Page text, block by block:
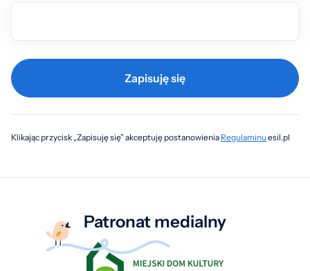
Zapisuję się
Klikając przycisk „Zapisuję się” akceptuję postanowienia Regulaminuesil.pl
Patronat medialny